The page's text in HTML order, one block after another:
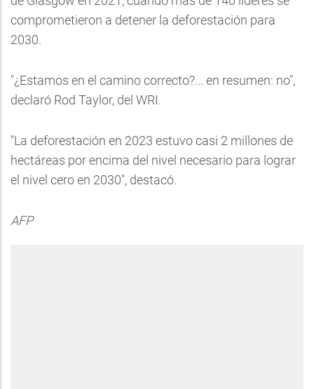
comprometieron a detener la deforestación para
2030.
"¿Estamos en el camino correcto?... en resumen: no",
declaró Rod Taylor, del WRI.
"La deforestación en 2023 estuvo casi 2 millones de
hectáreas por encima del nivel necesario para lograr
el nivel cero en 2030", destacó.
AFP